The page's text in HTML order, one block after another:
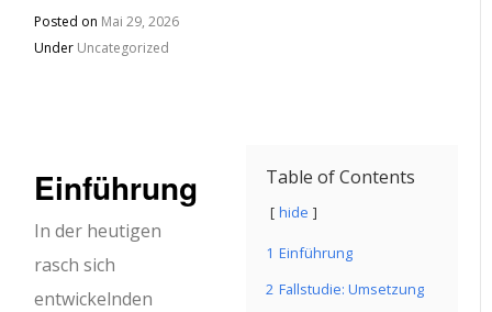
Posted on Mai 29, 2026
Under Uncategorized
Table of Contents
hide
1 Einführung
2 Fallstudie: Umsetzung
Einführung
In der heutigen
rasch sich
entwickelnden